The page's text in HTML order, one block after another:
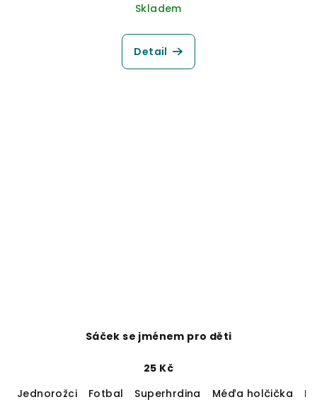
Skladem
Detail
Sáček se jménem pro děti
25 Kč
Jednorožci
Fotbal Superhrdina Méďa holčička